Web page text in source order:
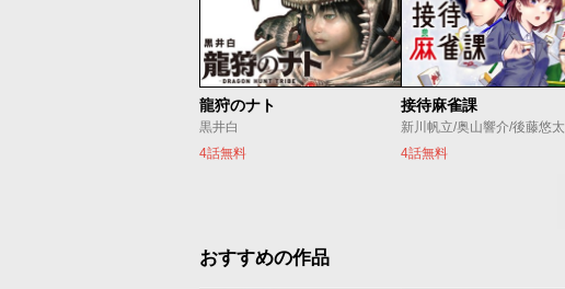
龍狩のナト
黒井白
4話無料
接待麻雀課
新川帆立/奥山響介/後藤悠太
4話無料
おすすめの作品